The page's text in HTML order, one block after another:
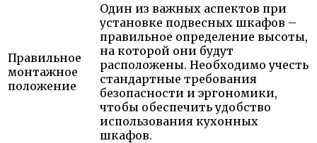
Правильное
монтажное
положение
Один из важных аспектов при
установке подвесных шкафов –
правильное определение высоты,
на которой они будут
расположены. Необходимо учесть
стандартные требования
безопасности и эргономики,
чтобы обеспечить удобство
использования кухонных
шкафов.